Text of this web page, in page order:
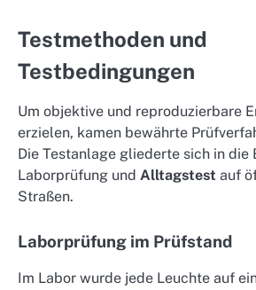
Testmethoden und
Testbedingungen
Um objektive und reproduzierbare
erzielen, kamen bewährte
Die Testanlage gliederte sich in die
Laborprüfung und Alltagstest auf
Straßen.
Laborprüfung im Prüfstand
Im Labor wurde jede Leuchte auf